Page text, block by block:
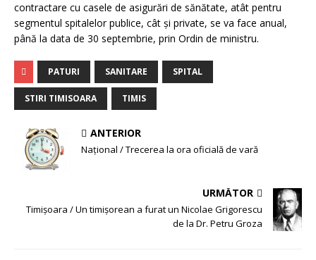
contractare cu casele de asigurări de sănătate, atât pentru
segmentul spitalelor publice, cât şi private, se va face anual,
până la data de 30 septembrie, prin Ordin de ministru.
PATURI SANITARE SPITAL
STIRI TIMISOARA TIMIS
ANTERIOR
Naţional / Trecerea la ora oficială de vară
URMĂTOR
Timişoara / Un timişorean a furat un Nicolae Grigorescu
de la Dr. Petru Groza